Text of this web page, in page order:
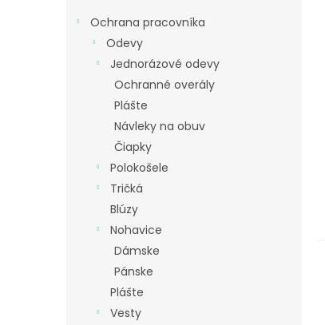
Ochrana pracovníka
Odevy
Jednorázové odevy
Ochranné overály
Plášte
Návleky na obuv
Čiapky
Polokošele
Tričká
Blúzy
Nohavice
Dámske
Pánske
Plášte
Vesty